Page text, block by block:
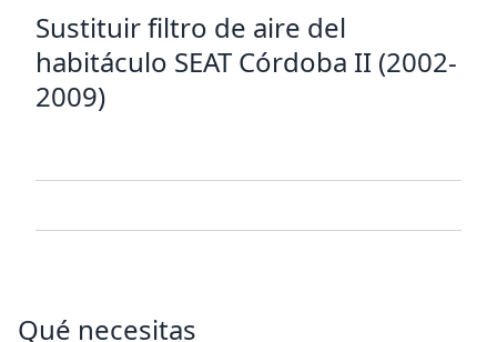
Sustituir filtro de aire del
habitáculo SEAT Córdoba II (2002-
2009)
Qué necesitas